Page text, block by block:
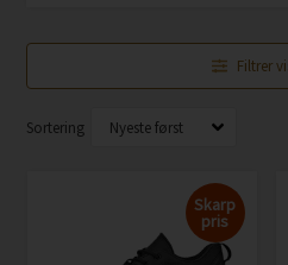
Filtrer
Sortering
Skarp
pris